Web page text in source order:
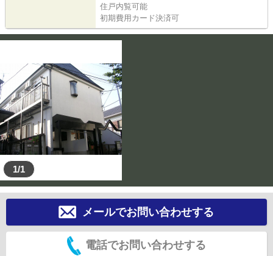
住戸内覧可能
初期費用カード決済可
1/1
メールでお問い合わせする
電話でお問い合わせする